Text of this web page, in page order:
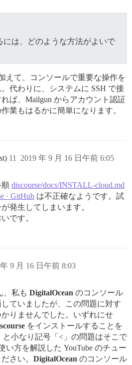
には、どのような方法がよいで
えて、コンソールで重要な操作を
代わりに、システムに SSH で接
ば、Mailgun からアカウント認証
業もはるかに簡単になります。
2019 年 9 月 16 日午前 6:05
11
順 discourse/docs/INSTALL-cloud.md
· GitHub は不正確なようです。試
発生してしまいます。
です。
9 月 16 日午前 8:03
、私もDigitalOcean のコンソール
ていましたが、この問題に対す
りませんでした。いずれにせ
をインストールすることを
と小なり記号「<」の問題はそこで
い方を解説した YouTube のチュー
さい。 DigitalOcean のコンソール